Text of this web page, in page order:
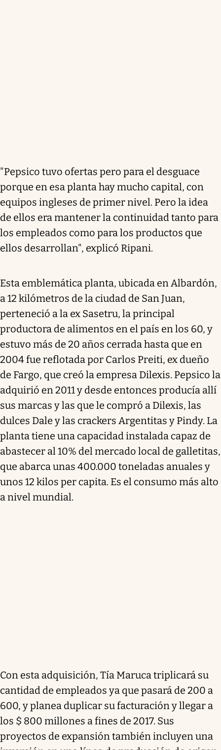
"Pepsico tuvo ofertas pero para el desguace
porque en esa planta hay mucho capital, con
equipos ingleses de primer nivel. Pero la idea
de ellos era mantener la continuidad tanto para
los empleados como para los productos que
ellos desarrollan", explicó Ripani.
Esta emblemática planta, ubicada en Albardón,
a 12 kilómetros de la ciudad de San Juan,
perteneció a la ex Sasetru, la principal
productora de alimentos en el país en los 60, y
estuvo más de 20 años cerrada hasta que en
2004 fue reflotada por Carlos Preiti, ex dueño
de Fargo, que creó la empresa Dilexis. Pepsico la
adquirió en 2011 y desde entonces producía allí
sus marcas y las que le compró a Dilexis, las
dulces Dale y las crackers Argentitas y Pindy. La
planta tiene una capacidad instalada capaz de
abastecer al 10% del mercado local de galletitas,
que abarca unas 400.000 toneladas anuales y
unos 12 kilos per capita. Es el consumo más alto
a nivel mundial.
Con esta adquisición, Tía Maruca triplicará su
cantidad de empleados ya que pasará de 200 a
600, y planea duplicar su facturación y llegar a
los $ 800 millones a fines de 2017. Sus
proyectos de expansión también incluyen una